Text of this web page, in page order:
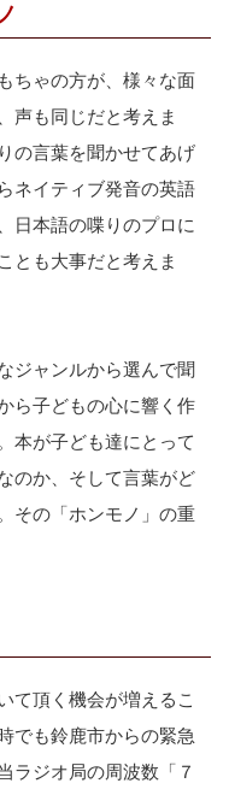
ちゃの方が、様々な面
声も同じだと考えま
の言葉を聞かせてあげ
ネイティブ発音の英語
日本語の喋りのプロに
とも大事だと考えま
ジャンルから選んで聞
ら子どもの心に響く作
本が子ども達にとって
のか、そして言葉がど
その「ホンモノ」の重
て頂く機会が増えるこ
でも鈴鹿市からの緊急
ラジオ局の周波数「７